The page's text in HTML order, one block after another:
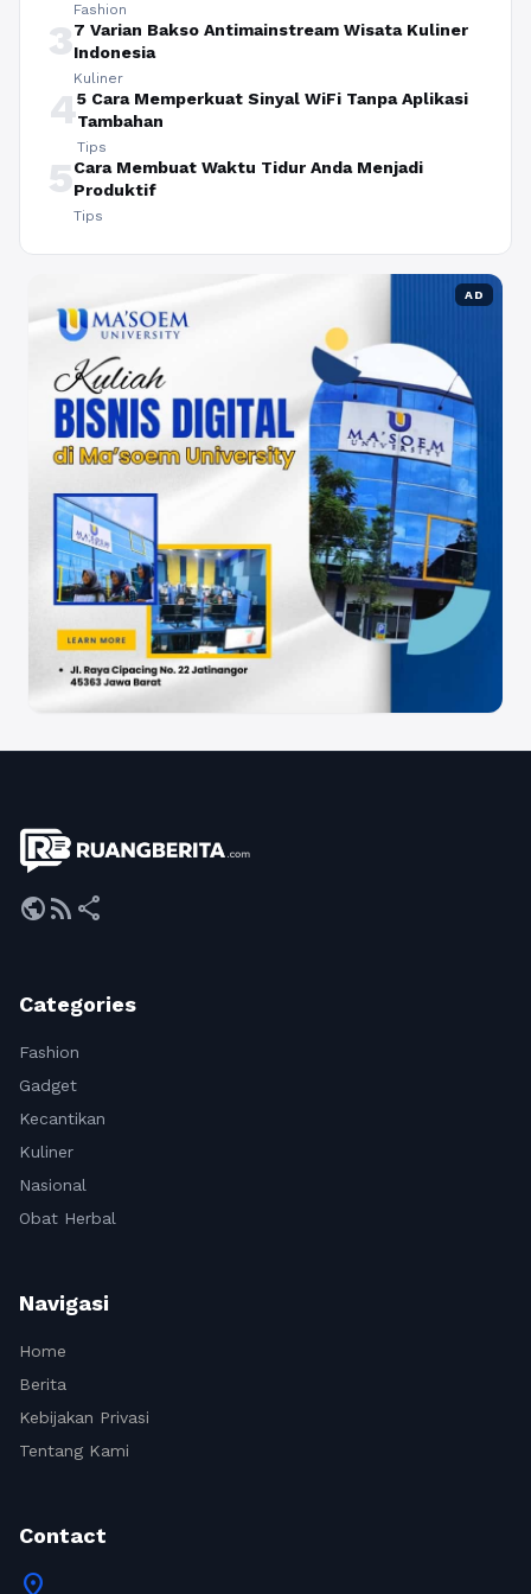
Fashion
37 Varian Bakso Antimainstream Wisata Kuliner
Indonesia
Kuliner
45 Cara Memperkuat Sinyal WiFi Tanpa Aplikasi
Tambahan
Tips
5Cara Membuat Waktu Tidur Anda Menjadi
Produktif
Tips
AD
publicrss_feed share
Categories
Fashion
Gadget
Kecantikan
Kuliner
Nasional
Obat Herbal
Navigasi
Home
Berita
Kebijakan Privasi
Tentang Kami
Contact
location_on